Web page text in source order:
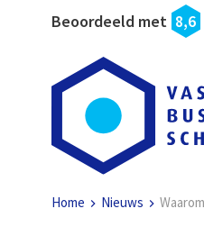
Beoordeeld met 8,6
Home Nieuws